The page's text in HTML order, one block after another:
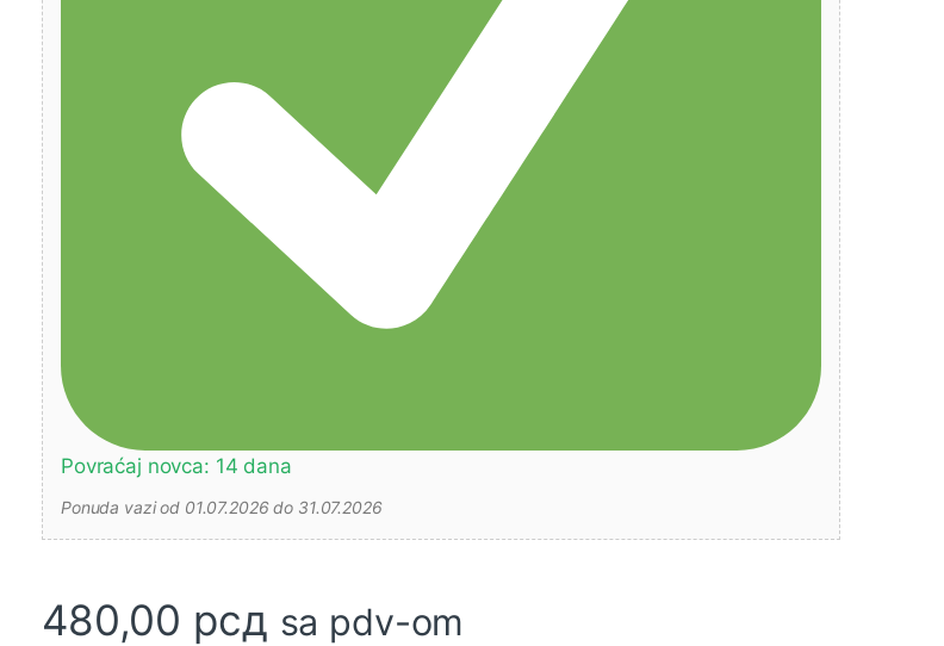
Povraćaj novca: 14 dana
Ponuda vazi od 01.07.2026 do 31.07.2026
480,00 рсд sa pdv-om